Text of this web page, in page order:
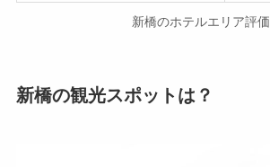
新橋のホテルエリア評価
新橋の観光スポットは？